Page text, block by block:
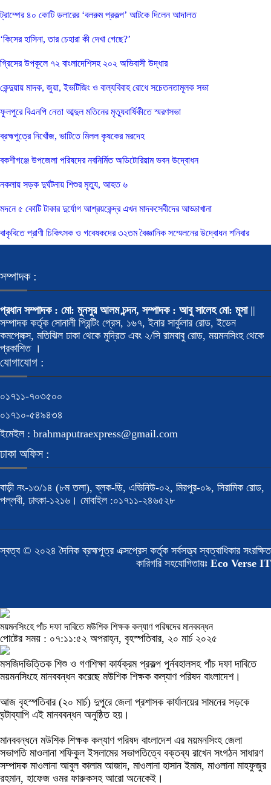
ট্রাম্পের ৪০ কোটি ডলারের ‘বলরুম প্রকল্প’ আটকে দিলেন আদালত
‘কিসের হাসিনা, তার চেহারা কী দেখা গেছে?’
গ্রিসের উপকূলে ৭২ বাংলাদেশিসহ ২০২ অভিবাসী উদ্ধার
কেন্দুয়ায় মাদক, জুয়া, ইভটিজিং ও বাল্যবিবাহ রোধে সচেতনতামূলক সভা
ফুলপুরে বিএনপি নেতা আব্দুল মতিনের মৃত্যুবার্ষিকীতে স্মরণসভা
ব্রহ্মপুত্রে নিখোঁজ, ভাটিতে মিলল কৃষকের মরদেহ
বকশীগঞ্জে উপজেলা পরিষদের নবনির্মিত অডিটোরিয়াম ভবন উদ্বোধন
নকলায় সড়ক দুর্ঘটনায় শিশুর মৃত্যু, আহত ৬
মদনে ৫ কোটি টাকার দুর্যোগ আশ্রয়কেন্দ্র এখন মাদকসেবীদের আড্ডাখানা
বাকৃবিতে প্রাণী চিকিৎসক ও গবেষকদের ৩২তম বৈজ্ঞানিক সম্মেলনের উদ্বোধন শনিবার
সম্পাদক :
প্রধান সম্পাদক : মো: মুনসুর আলম চন্দন, সম্পাদক : আবু সালেহ মো: মূসা||
সম্পাদক কর্তৃক সোনালী প্রিন্টিং প্রেস, ১৬৭, ইনার সার্কুলার রোড, ইডেন
কমপ্লেক্স, মতিঝিল ঢাকা থেকে মুদ্রিত এবং ২/সি রামবাবু রোড, ময়মনসিংহ থেকে
প্রকাশিত ।
যোগাযোগ :
০১৭১১-৭০৩৫০০
০১৭১০-৫৪৯৪৩৪
ইমেইল : brahmaputraexpress@gmail.com
ঢাকা অফিস :
বাড়ী নং-১৩/১৪ (৮ম তলা), ব্লক-ডি, এভিনিউ-০২, মিরপুর-০৯, সিরামিক রোড,
পল্লবী, ঢাৎকা-১২১৬। মোবাইল :০১৭১১-২৪৬৫২৮
স্বত্ব © ২০২৪ দৈনিক ব্রহ্মপুত্র এক্সপ্রেস কর্তৃক সর্বসত্ত্ব স্বত্বাধিকার সংরক্ষিত
কারিগরি সহযোগিতায়ঃ Eco Verse IT
ময়মনসিংহে পাঁচ দফা দাবিতে মউশিক শিক্ষক কল্যাণ পরিষদের মানববন্ধন
পোষ্টের সময় : ০৭:১১:৫২ অপরাহ্ন, বৃহস্পতিবার, ২০ মার্চ ২০২৫
মসজিদভিত্তিক শিশু ও গণশিক্ষা কার্যক্রম প্রকল্প পুর্নবহালসহ পাঁচ দফা দাবিতে
ময়মনসিংহে মানববন্ধন করেছে মউশিক শিক্ষক কল্যাণ পরিষদ বাংলাদেশ।
আজ বৃহস্পতিবার (২০ মার্চ) দুপুরে জেলা প্রশাসক কার্যালয়ের সামনের সড়কে
ঘন্টাব্যাপি এই মানববন্ধন অনুষ্ঠিত হয়।
মানববন্ধনে মউশিক শিক্ষক কল্যাণ পরিষদ বাংলাদেশ এর ময়মনসিংহ জেলা
সভাপতি মাওলানা শফিকুল ইসলামের সভাপতিত্বে বক্তব্য রাখেন সংগঠন সাধারণ
সম্পাদক মাওলানা আবুল কালাম আজাদ, মাওলানা হাসান ইমাম, মাওলানা মাহফুজুর
রহমান, হাফেজ ওমর ফারুকসহ আরো অনেকেই।